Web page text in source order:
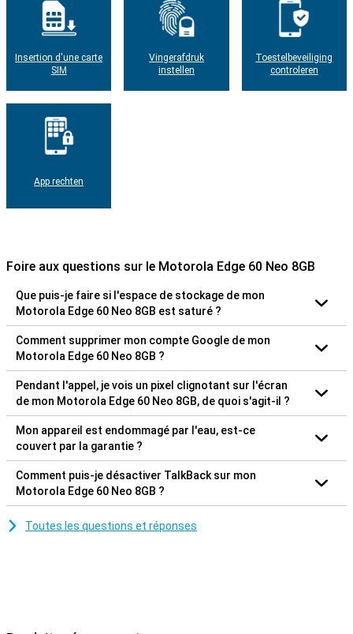
Insertion d'une carte
SIM
Vingerafdruk
instellen
Toestelbeveiliging
controleren
App rechten
Foire aux questions sur le Motorola Edge 60 Neo 8GB
Que puis-je faire si l'espace de stockage de mon
Motorola Edge 60 Neo 8GB est saturé ?
Comment supprimer mon compte Google de mon
Motorola Edge 60 Neo 8GB ?
Pendant l'appel, je vois un pixel clignotant sur l'écran
de mon Motorola Edge 60 Neo 8GB, de quoi s'agit-il ?
Mon appareil est endommagé par l'eau, est-ce
couvert par la garantie ?
Comment puis-je désactiver TalkBack sur mon
Motorola Edge 60 Neo 8GB ?
Toutes les questions et réponses